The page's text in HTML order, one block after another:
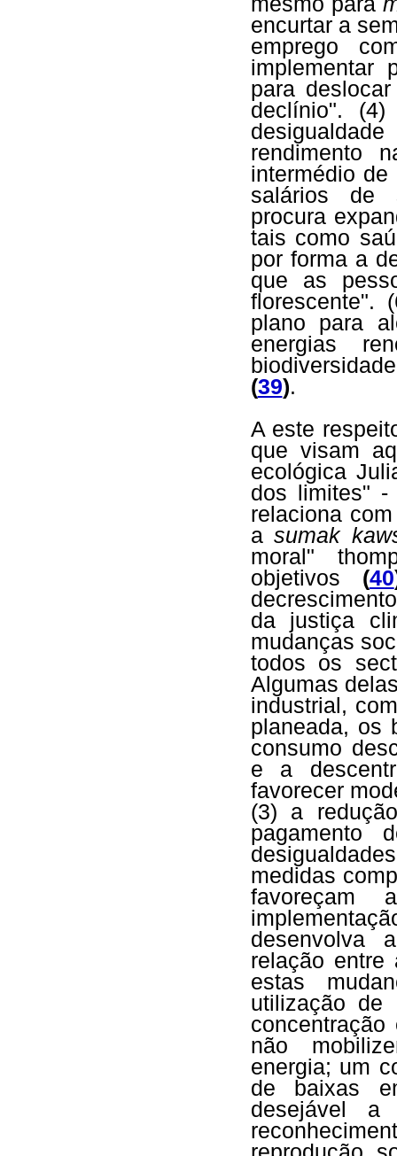
encurtar a
emprego
implementar
para
declínio".
rendimento
intermédio
salários de
procura
tais como
por forma a
que as
florescente".
plano para
energias
(39).
A este
que visam
ecológica
dos limites" -
relaciona
a sumak
moral"
objetivos (40
da justiça
mudanças
todos os
Algumas
industrial,
planeada, os
consumo
e a
favorecer
(3) a
pagamento
medidas
desenvolva
relação
estas
utilização de
não
energia; um
de baixas
desejável